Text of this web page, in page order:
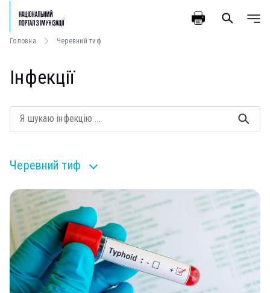
Головна Черевний тиф
Інфекції
Черевний тиф